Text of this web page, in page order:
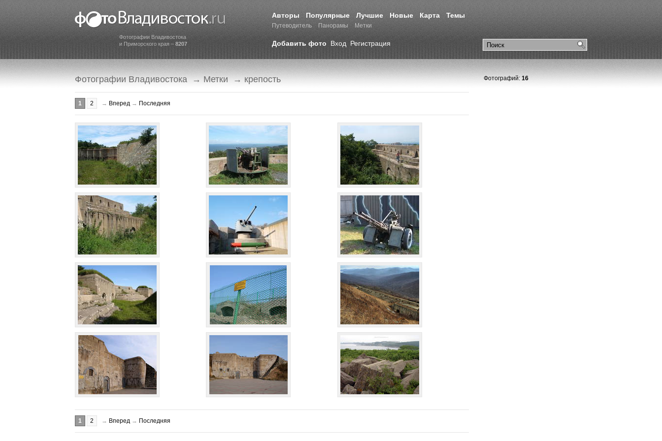
Фотографии Владивостока
и Приморского края – 8207
Авторы Популярные Лучшие Новые Карта Темы
Путеводитель Панорамы Метки
Добавить фото Вход Регистрация
Фотографии Владивостока → Метки → крепость
1 2 → Вперед → Последняя
1 2 → Вперед → Последняя
Фотографий: 16